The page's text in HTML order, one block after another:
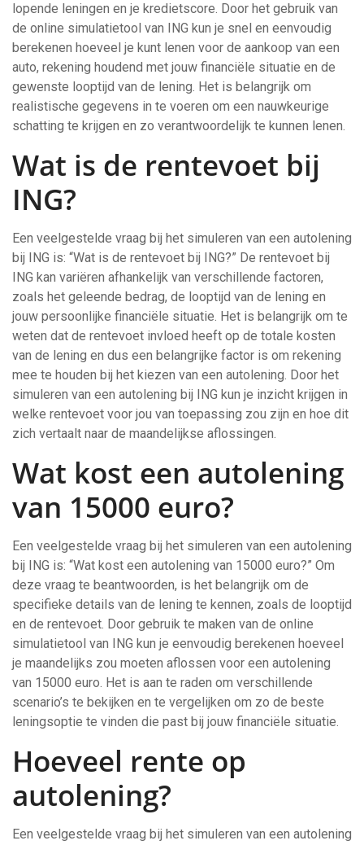
lopende leningen en je kredietscore. Door het gebruik van
de online simulatietool van ING kun je snel en eenvoudig
berekenen hoeveel je kunt lenen voor de aankoop van een
auto, rekening houdend met jouw financiële situatie en de
gewenste looptijd van de lening. Het is belangrijk om
realistische gegevens in te voeren om een nauwkeurige
schatting te krijgen en zo verantwoordelijk te kunnen lenen.
Wat is de rentevoet bij
ING?
Een veelgestelde vraag bij het simuleren van een autolening
bij ING is: “Wat is de rentevoet bij ING?” De rentevoet bij
ING kan variëren afhankelijk van verschillende factoren,
zoals het geleende bedrag, de looptijd van de lening en
jouw persoonlijke financiële situatie. Het is belangrijk om te
weten dat de rentevoet invloed heeft op de totale kosten
van de lening en dus een belangrijke factor is om rekening
mee te houden bij het kiezen van een autolening. Door het
simuleren van een autolening bij ING kun je inzicht krijgen in
welke rentevoet voor jou van toepassing zou zijn en hoe dit
zich vertaalt naar de maandelijkse aflossingen.
Wat kost een autolening
van 15000 euro?
Een veelgestelde vraag bij het simuleren van een autolening
bij ING is: “Wat kost een autolening van 15000 euro?” Om
deze vraag te beantwoorden, is het belangrijk om de
specifieke details van de lening te kennen, zoals de looptijd
en de rentevoet. Door gebruik te maken van de online
simulatietool van ING kun je eenvoudig berekenen hoeveel
je maandelijks zou moeten aflossen voor een autolening
van 15000 euro. Het is aan te raden om verschillende
scenario’s te bekijken en te vergelijken om zo de beste
leningsoptie te vinden die past bij jouw financiële situatie.
Hoeveel rente op
autolening?
Een veelgestelde vraag bij het simuleren van een autolening